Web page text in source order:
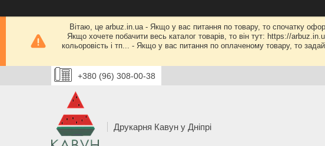
Вітаю, це arbuz.in.ua - Якщо у вас питання по товару, то спочатку
Якщо хочете побачити весь каталог товарів, то він тут: https://
кольоровість і тп... - Якщо у вас питання по оплаченому товару, то
+380 (96) 308-00-38
Друкарня Кавун у Дніпрі